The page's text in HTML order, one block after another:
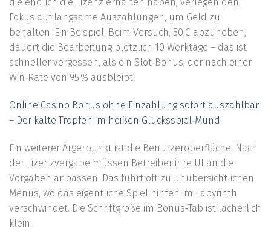
die endlich die Lizenz erhalten haben, verlegen den
Fokus auf langsame Auszahlungen, um Geld zu
behalten. Ein Beispiel: Beim Versuch, 50 € abzuheben,
dauert die Bearbeitung plötzlich 10 Werktage – das ist
schneller vergessen, als ein Slot‑Bonus, der nach einer
Win‑Rate von 95 % ausbleibt.
Online Casino Bonus ohne Einzahlung sofort auszahlbar
– Der kalte Tropfen im heißen Glücksspiel‑Mund
Ein weiterer Ärgerpunkt ist die Benutzeroberfläche. Nach
der Lizenzvergabe müssen Betreiber ihre UI an die
Vorgaben anpassen. Das führt oft zu unübersichtlichen
Menüs, wo das eigentliche Spiel hinten im Labyrinth
verschwindet. Die Schriftgröße im Bonus‑Tab ist lächerlich
klein.